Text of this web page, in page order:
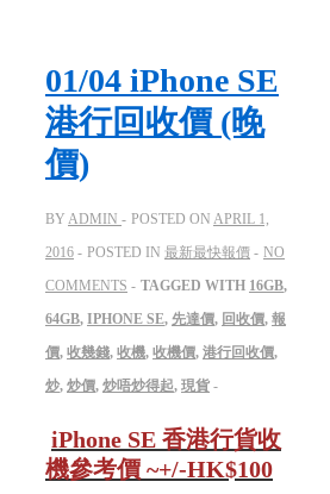
01/04 iPhone SE​
港行回收價 (晚
價)
BY ADMIN POSTED ON APRIL 1,
2016
POSTED IN 最新最快報價
NO
COMMENTS
TAGGED WITH 16GB,
64GB, IPHONE SE, 先達價, 回收價, 報
價, 收幾錢, 收機, 收機價, 港行回收價,
炒, 炒價, 炒唔炒得起, 現貨
iPhone SE 香港行貨收
機參考價 ~+/-HK$100